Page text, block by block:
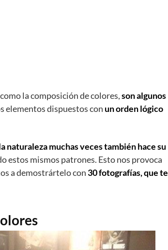
la composición de colores,son algunos
elementos dispuestos con un orden lógico
naturaleza muchas veces también hace su
estos mismos patrones. Esto nos provoca
a demostrártelo con 30 fotografías, que te